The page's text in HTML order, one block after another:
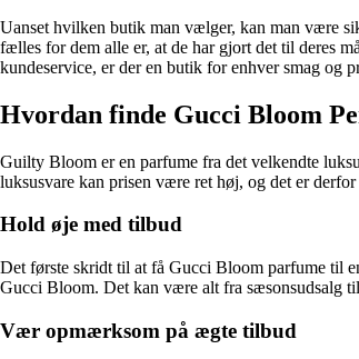
Uanset hvilken butik man vælger, kan man være
fælles for dem alle er, at de har gjort det til deres
kundeservice, er der en butik for enhver smag og
Hvordan finde Gucci Bloom
Guilty Bloom er en parfume fra det velkendte
luksusvare kan prisen være ret høj, og det er
Hold øje med tilbud
Det første skridt til at få Gucci Bloom parfume til
Gucci Bloom. Det kan være alt fra sæsonsudsalg
Vær opmærksom på ægte tilbud